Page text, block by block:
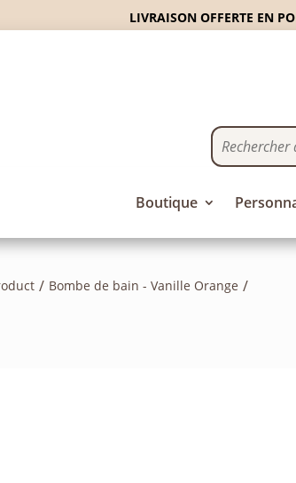
LIVRAISON OFFERTE EN
Boutique
Bombe de bain - Vanille Orange